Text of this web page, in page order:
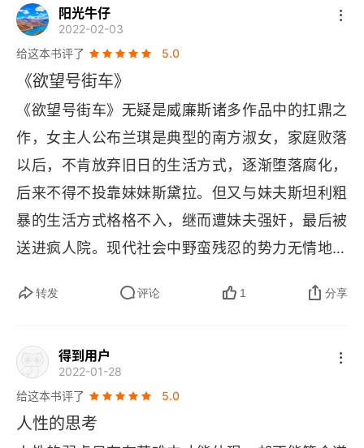
第十一场
“我生活的世界”
年表
悲剧并不发生在舞台上
阳光牛仔
2022-02-03
给这本书评了
5.0
《欲望号街车》
《欲望号街车》无疑是威廉斯诸多作品中的扛鼎之
作，女主人公布兰琪是典型的南方淑女，家庭败落
以后，不肯放弃旧日的生活方式，逐渐堕落腐化，
后来不得不投靠妹妹斯黛拉。但又与妹夫斯坦利粗
暴的生活方式格格不入，继而遭妹夫强奸，最后被
送进疯人院。现代社会中野蛮残忍的势力无情地蹂
发出了一声振聋发聩的嘶喊 —— 是谁把布兰琪逼
囊括美国三项戏剧大奖：普利策奖、纽约戏剧奖和
演等于是在商业戏剧的土地上插上了一面美的旗
帜。” 本书的核心内容：《欲望号街车》是美国戏
转发 评论 1 分享
得到用户
2022-01-28
给这本书评了
5.0
人性的思考